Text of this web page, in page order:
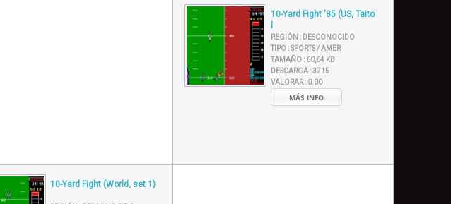
10-Yard Fight '85 (US, Taito
REGIÓN : DESCONOCIDO
TIPO :SPORTS / AMER
TAMAÑO : 60,64 KB
DESCARGA :3715
VALORAR : 0.00
MÁS INFO
10-Yard Fight (World, set 1)